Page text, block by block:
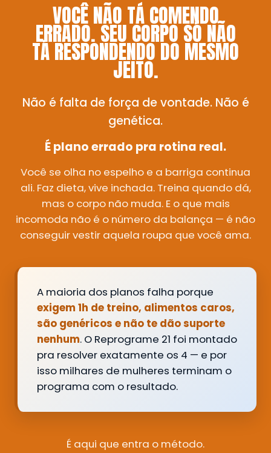
VOCÊ NÃO TÁ COMENDO
ERRADO. SEU CORPO SÓ NÃO
TÁ RESPONDENDO DO MESMO
JEITO.
Não é falta de força de vontade. Não é
genética.
É plano errado pra rotina real.
Você se olha no espelho e a barriga continua
ali. Faz dieta, vive inchada. Treina quando dá,
mas o corpo não muda. E o que mais
incomoda não é o número da balança — é não
conseguir vestir aquela roupa que você ama.
A maioria dos planos falha porque
exigem 1h de treino, alimentos caros,
são genéricos e não te dão suporte
nenhum. O Reprograme 21 foi montado
pra resolver exatamente os 4 — e por
isso milhares de mulheres terminam o
programa com o resultado.
É aqui que entra o método.